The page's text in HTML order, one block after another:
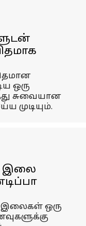
ஒரு
சுவையான
முடியும்.
இலை
இலைகள் ஒரு